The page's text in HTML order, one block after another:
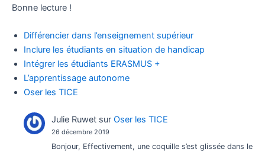
Bonne lecture !
Différencier dans l’enseignement supérieur
Inclure les étudiants en situation de handicap
Intégrer les étudiants ERASMUS +
L’apprentissage autonome
Oser les TICE
Julie Ruwet surOser les TICE
26 décembre 2019
Bonjour, Effectivement, une coquille s’est glissée dans le